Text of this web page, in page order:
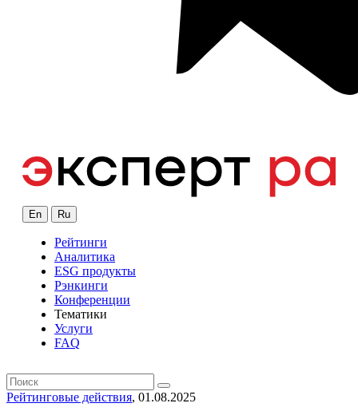
En Ru
Рейтинги
Аналитика
ESG продукты
Рэнкинги
Конференции
Тематики
Услуги
FAQ
Рейтинговые действия, 01.08.2025